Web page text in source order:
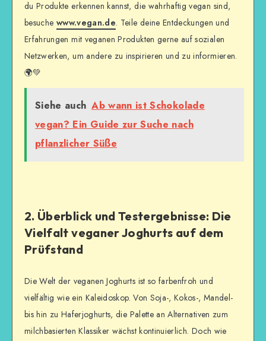
du Produkte erkennen kannst, die wahrhaftig vegan sind,
besuche www.vegan.de. Teile deine Entdeckungen und
Erfahrungen mit veganen Produkten gerne auf sozialen
Netzwerken, um andere zu inspirieren und zu informieren.
🌍💚
Siehe auch Ab wann ist Schokolade
vegan? Ein Guide zur Suche nach
pflanzlicher Süße
2. Überblick und Testergebnisse: Die
Vielfalt veganer Joghurts auf dem
Prüfstand
Die Welt der veganen Joghurts ist so farbenfroh und
vielfältig wie ein Kaleidoskop. Von Soja-, Kokos-, Mandel-
bis hin zu Haferjoghurts, die Palette an Alternativen zum
milchbasierten Klassiker wächst kontinuierlich. Doch wie